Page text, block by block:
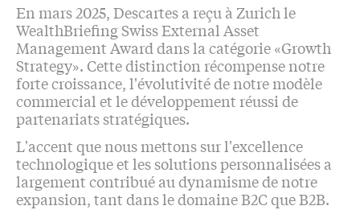
En mars 2025, Descartes a reçu à Zurich le
WealthBriefing Swiss External Asset
Management Award dans la catégorie «Growth
Strategy». Cette distinction récompense notre
forte croissance, l'évolutivité de notre modèle
commercial et le développement réussi de
partenariats stratégiques.
L'accent que nous mettons sur l'excellence
technologique et les solutions personnalisées a
largement contribué au dynamisme de notre
expansion, tant dans le domaine B2C que B2B.